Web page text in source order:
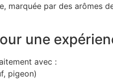
marquée par des
une
avec :
pigeon)